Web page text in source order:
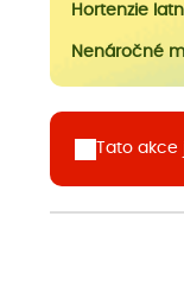
Hortenzie
Nenáročné
Tato akce